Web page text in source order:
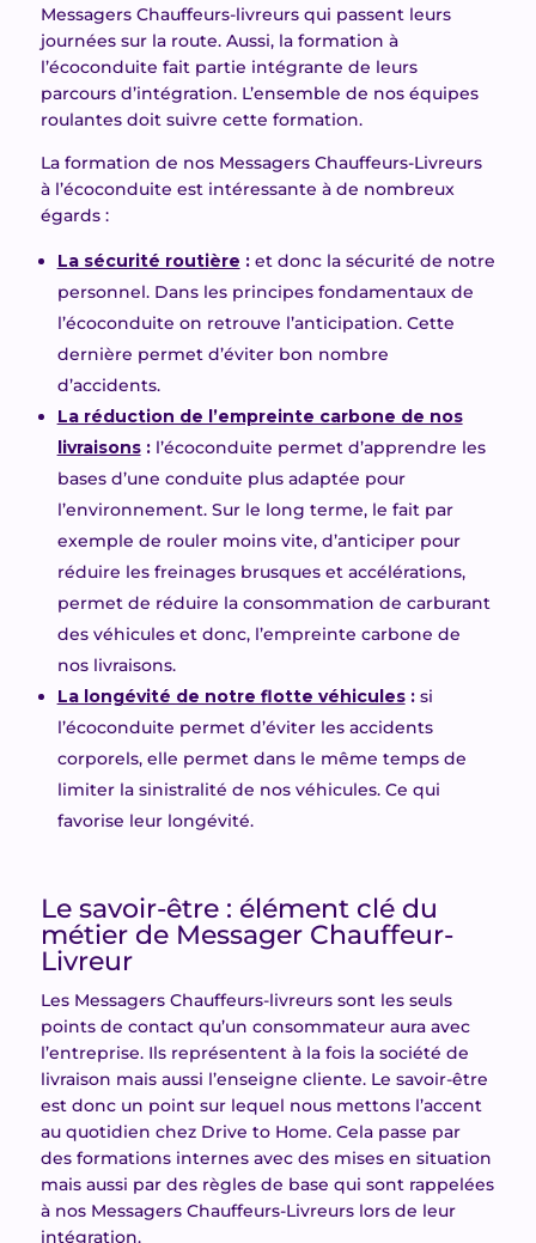
Messagers Chauffeurs-livreurs qui passent leurs
journées sur la route. Aussi, la formation à
l’écoconduite fait partie intégrante de leurs
parcours d’intégration. L’ensemble de nos équipes
roulantes doit suivre cette formation.
La formation de nos Messagers Chauffeurs-Livreurs
à l’écoconduite est intéressante à de nombreux
égards :
La sécurité routière :et donc la sécurité de notre
personnel. Dans les principes fondamentaux de
l’écoconduite on retrouve l’anticipation. Cette
dernière permet d’éviter bon nombre
d’accidents.
La réduction de l’empreinte carbone de nos
livraisons:l’écoconduite permet d’apprendre les
bases d’une conduite plus adaptée pour
l’environnement. Sur le long terme, le fait par
exemple de rouler moins vite, d’anticiper pour
réduire les freinages brusques et accélérations,
permet de réduire la consommation de carburant
des véhicules et donc, l’empreinte carbone de
nos livraisons.
La longévité de notre flotte véhicules:si
l’écoconduite permet d’éviter les accidents
corporels, elle permet dans le même temps de
limiter la sinistralité de nos véhicules. Ce qui
favorise leur longévité.
Le savoir-être : élément clé du
métier de Messager Chauffeur-
Livreur
Les Messagers Chauffeurs-livreurs sont les seuls
points de contact qu’un consommateur aura avec
l’entreprise. Ils représentent à la fois la société de
livraison mais aussi l’enseigne cliente. Le savoir-être
est donc un point sur lequel nous mettons l’accent
au quotidien chez Drive to Home. Cela passe par
des formations internes avec des mises en situation
mais aussi par des règles de base qui sont rappelées
à nos Messagers Chauffeurs-Livreurs lors de leur
intégration.